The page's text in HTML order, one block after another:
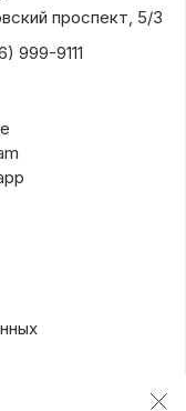
проспект, 5/3
999-9111